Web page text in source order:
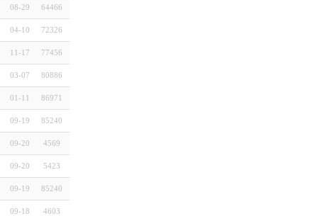
08-29 64466
04-10 72326
11-17 77456
03-07 80886
01-11 86971
09-19 85240
09-20 4569
09-20 5423
09-19 85240
09-18 4603